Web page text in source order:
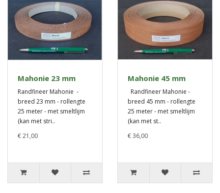
Mahonie 23 mm
Randfineer Mahonie -
breed 23 mm - rollengte
25 meter - met smeltlijm
(kan met stri..
€ 21,00
Mahonie 45 mm
Randfineer Mahonie -
breed 45 mm - rollengte
25 meter - met smeltlijm
(kan met st..
€ 36,00